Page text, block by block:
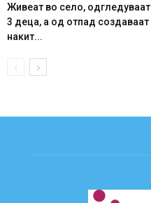
Живеат во село, одгледуваат
3 деца, а од отпад создаваат
накит...